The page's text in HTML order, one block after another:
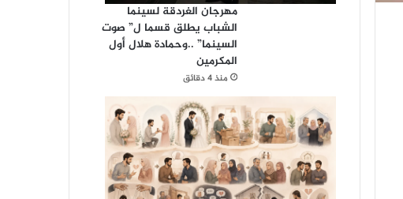
مهرجان الغردقة لسينما
الشباب يطلق قسما ل” صوت
السينما” ..وحمادة هلال أول
المكرمين
منذ 4 دقائق